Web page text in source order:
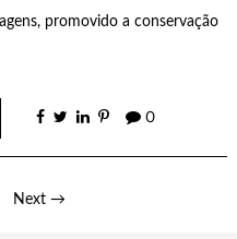
promovido a conservação
0
Next →